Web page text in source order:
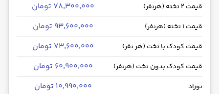
از فرودگاه بین‌المللی شرمتیوو SVO
حرکت از مبدا: 11:40
به فرودگاه بین‌المللی امام خمینی IKA
رسیدن به مقصد : 16:00
ماهان -Economy
قیمت 2 تخته (هرنفر) ۷۸٬۳۰۰٬۰۰۰ تومان
قیمت 1 تخته (هرنفر) ۹۳٬۶۰۰٬۰۰۰ تومان
قیمت کودک با تخت (هر نفر) ۷۳٬۶۰۰٬۰۰۰ تومان
قیمت کودک بدون تخت (هرنفر) ۶۰٬۹۰۰٬۰۰۰ تومان
نوزاد ۱۰٬۹۹۰٬۰۰۰ تومان